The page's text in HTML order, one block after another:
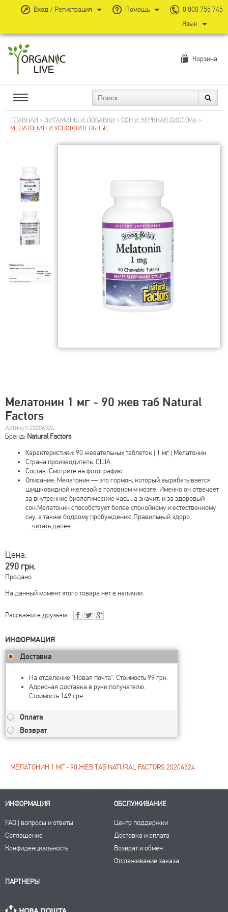
Корзина
ГЛАВНАЯ > ВИТАМИНЫ И ДОБАВКИ >СОН И НЕРВНАЯ СИСТЕМА>
МЕЛАТОНИН И УСПОКОИТЕЛЬНЫЕ
Мелатонин 1 мг - 90 жев таб Natural
Factors
Артикул 20206324
Бренд: Natural Factors
Характеристики: 90 жевательных таблеток | 1 мг | Мелатонин
Страна производитель: США
Состав: Смотрите на фотографию
Описание: Мелатонин — это гормон, который вырабатывается
шишковидной железой в головном м мозге. Именно он отвечает
за внутренние биологические часы, а значит, и за здоровый
сон.Мелатонин способствует более спокойному и естественному
сну, а также бодрому пробуждению.Правильный здоро
… читать далее
Цена:
290 грн.
Продано
На данный момент этого товара нет в наличии.
Расскажите друзьям:
ИНФОРМАЦИЯ
Доставка
На отделение "Новая почта". Стоимость 99 грн.
Адресная доставка в руки получателю.
Стоимость 149 грн.
Оплата
Возврат
Вход / Регистрация Помощь
0 800 755 745
Язык
МЕЛАТОНИН 1 МГ - 90 ЖЕВ ТАБ NATURAL FACTORS 20206324
ИНФОРМАЦИЯ
FAQ | вопросы и ответы
Соглашение
Конфиденциальность
ОБСЛУЖИВАНИЕ
Центр поддержки
Доставка и оплата
Возврат и обмен
Отслеживание заказа
ПАРТНЕРЫ